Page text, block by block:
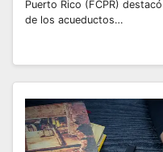
Puerto Rico (FCPR)
de los acueductos…